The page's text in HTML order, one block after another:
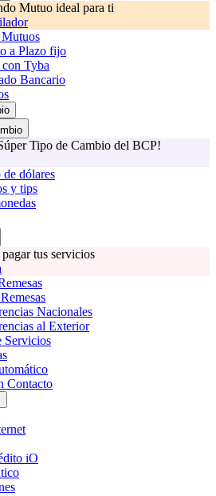
Mutuo ideal para ti
a Plazo fijo
Tyba
Bancario
Tipo de Cambio del BCP!
dólares
y tips
tus servicios
Nacionales
al Exterior
Servicios
Contacto
iO